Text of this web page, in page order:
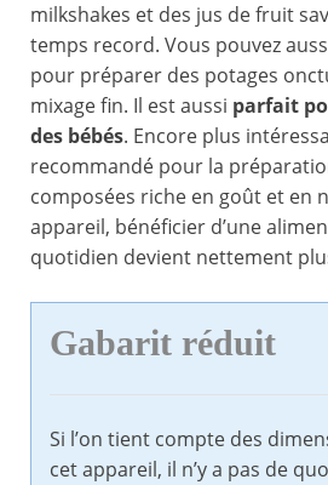
milkshakes et des jus de fruit
temps record. Vous pouvez
pour préparer des potages
mixage fin. Il est aussi parfait
des bébés. Encore plus
recommandé pour la
composées riche en goût et en
appareil, bénéficier d’une
quotidien devient nettement
Gabarit réduit
Si l’on tient compte des
cet appareil, il n’y a pas de